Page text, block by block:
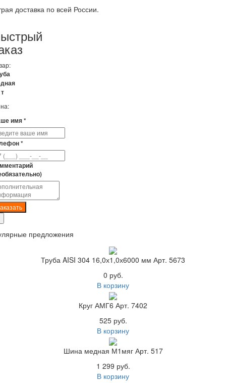
доставка по всей России.
имя *
*
предложения
Труба AISI 304 16,0х1,0х6000 мм Арт. 5673
0 руб.
В корзину
Круг АМГ6 Арт. 7402
525 руб.
В корзину
Шина медная М1мяг Арт. 517
1 299 руб.
В корзину